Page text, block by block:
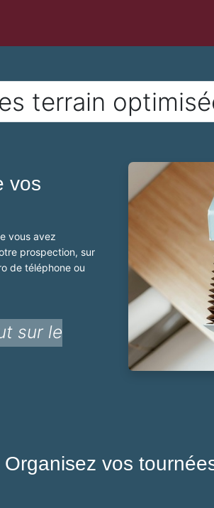
terrain
vos
vous avez
prospection, sur
de téléphone ou
sur le
Organisez vos